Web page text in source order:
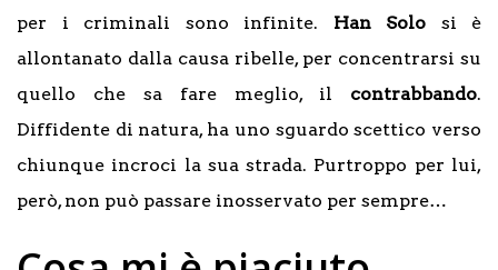
per i criminali sono infinite. Han Solo si è
allontanato dalla causa ribelle, per concentrarsi su
quello che sa fare meglio, il contrabbando.
Diffidente di natura, ha uno sguardo scettico verso
chiunque incroci la sua strada. Purtroppo per lui,
però, non può passare inosservato per sempre…